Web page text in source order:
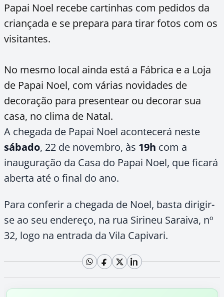
Papai Noel recebe cartinhas com pedidos da
criançada e se prepara para tirar fotos com os
visitantes.
No mesmo local ainda está a Fábrica e a Loja
de Papai Noel, com várias novidades de
decoração para presentear ou decorar sua
casa, no clima de Natal.
A chegada de Papai Noel acontecerá neste
sábado, 22 de novembro, às 19h com a
inauguração da Casa do Papai Noel, que ficará
aberta até o final do ano.
Para conferir a chegada de Noel, basta dirigir-
se ao seu endereço, na rua Sirineu Saraiva, nº
32, logo na entrada da Vila Capivari.